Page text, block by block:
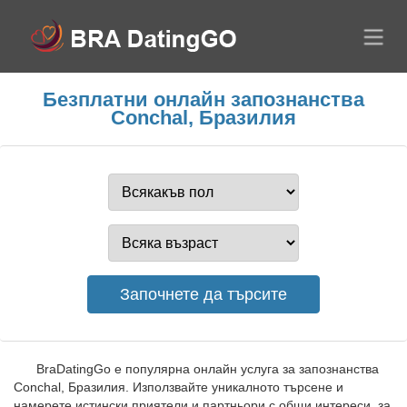
Безплатни онлайн запознанства
Conchal, Бразилия
BraDatingGo е популярна онлайн услуга за запознанства
Conchal, Бразилия. Използвайте уникалното търсене и